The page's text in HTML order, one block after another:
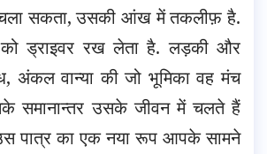
चला सकता, उसकी आंख में तकलीफ़ है.
ड्राइवर रख लेता है. लड़की और
अंकल वान्या की जो भूमिका वह मंच
समानान्तर उसके जीवन में चलते हैं
पात्र का एक नया रूप आपके सामने